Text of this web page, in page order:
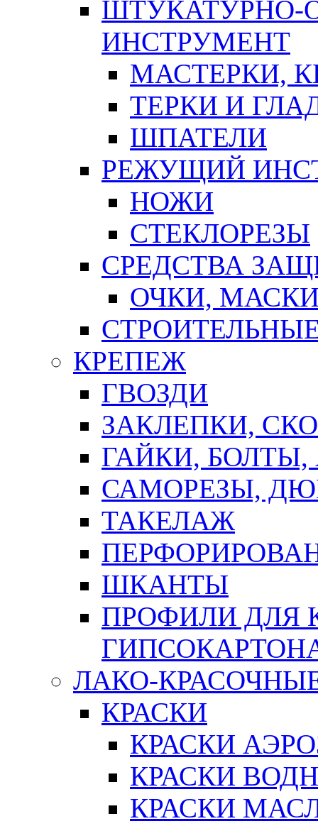
ШТУКАТУРНО-
ИНСТРУМЕНТ
МАСТЕРКИ,
ТЕРКИ И
ШПАТЕЛИ
РЕЖУЩИЙ
НОЖИ
СТЕКЛОРЕЗЫ
СРЕДСТВА
ОЧКИ,
КРЕПЕЖ
ГВОЗДИ
ЗАКЛЕПКИ,
ГАЙКИ,
САМОРЕЗЫ,
ТАКЕЛАЖ
ШКАНТЫ
ПРОФИЛИ ДЛЯ
ЛАКО-
КРАСКИ
КРАСКИ
КРАСКИ
КРАСКИ